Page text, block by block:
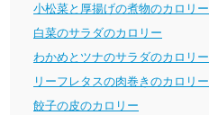
小松菜と厚揚げの煮物のカロリー
白菜のサラダのカロリー
わかめとツナのサラダのカロリー
リーフレタスの肉巻きのカロリー
餃子の皮のカロリー